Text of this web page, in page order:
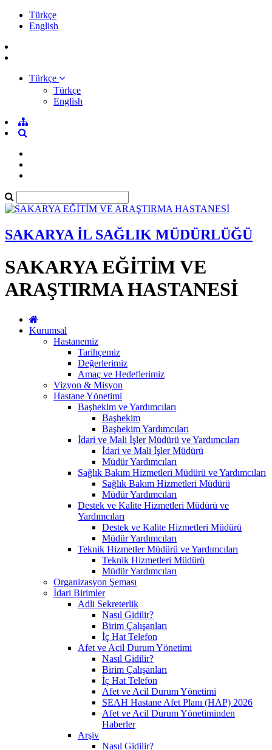
Türkçe
English
Türkçe
Türkçe
English
SAKARYA İL SAĞLIK MÜDÜRLÜĞÜ
SAKARYA EĞİTİM VE
ARAŞTIRMA HASTANESİ
Kurumsal
Hastanemiz
Tarihçemiz
Değerlerimiz
Amaç ve Hedeflerimiz
Vizyon & Misyon
Hastane Yönetimi
Başhekim ve Yardımcıları
Başhekim
Başhekim Yardımcıları
İdari ve Mali İşler Müdürü ve Yardımcıları
İdari ve Mali İşler Müdürü
Müdür Yardımcıları
Sağlık Bakım Hizmetleri Müdürü ve Yardımcıları
Sağlık Bakım Hizmetleri Müdürü
Müdür Yardımcıları
Destek ve Kalite Hizmetleri Müdürü ve
Yardımcıları
Destek ve Kalite Hizmetleri Müdürü
Müdür Yardımcıları
Teknik Hizmetler Müdürü ve Yardımcıları
Teknik Hizmetleri Müdürü
Müdür Yardımcıları
Organizasyon Şeması
İdari Birimler
Adli Sekreterlik
Nasıl Gidilir?
Birim Çalışanları
İç Hat Telefon
Afet ve Acil Durum Yönetimi
Nasıl Gidilir?
Birim Çalışanları
İç Hat Telefon
Afet ve Acil Durum Yönetimi
SEAH Hastane Afet Planı (HAP) 2026
Afet ve Acil Durum Yönetiminden
Haberler
Arşiv
Nasıl Gidilir?